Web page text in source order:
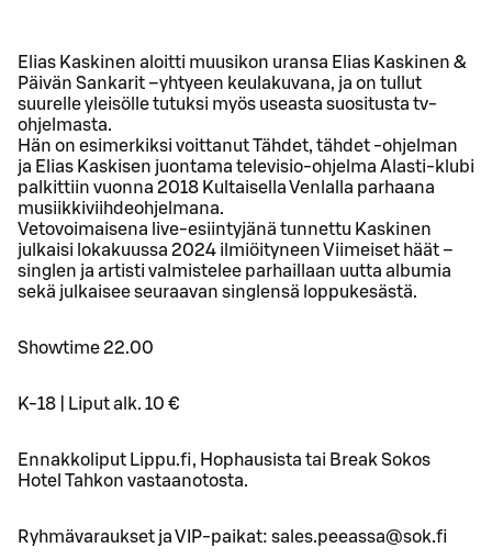
Elias Kaskinen aloitti muusikon uransa Elias Kaskinen &
Päivän Sankarit –yhtyeen keulakuvana, ja on tullut
suurelle yleisölle tutuksi myös useasta suositusta tv-
ohjelmasta.
Hän on esimerkiksi voittanut Tähdet, tähdet -ohjelman
ja Elias Kaskisen juontama televisio-ohjelma Alasti-klubi
palkittiin vuonna 2018 Kultaisella Venlalla parhaana
musiikkiviihdeohjelmana.
Vetovoimaisena live-esiintyjänä tunnettu Kaskinen
julkaisi lokakuussa 2024 ilmiöityneen Viimeiset häät –
singlen ja artisti valmistelee parhaillaan uutta albumia
sekä julkaisee seuraavan singlensä loppukesästä.
Showtime 22.00
K-18 | Liput alk. 10 €
Ennakkoliput Lippu.fi, Hophausista tai Break Sokos
Hotel Tahkon vastaanotosta.
Ryhmävaraukset ja VIP-paikat: sales.peeassa@sok.fi